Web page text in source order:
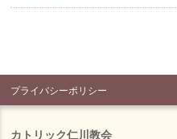
プライバシーポリシー
カトリック仁川教会